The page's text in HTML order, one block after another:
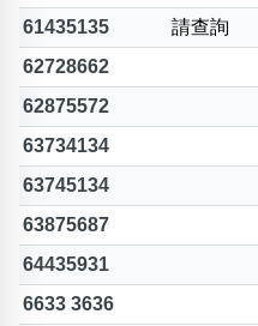
包含數字
次數分類
生日分類
61435135 請查詢
62728662
62875572
63734134
63745134
63875687
64435931
6633 3636